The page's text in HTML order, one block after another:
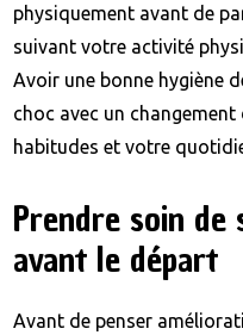
physiquement avant de
suivant votre activité
Avoir une bonne hygiène
choc avec un
habitudes et votre
Prendre soin de
avant le départ
Avant de penser